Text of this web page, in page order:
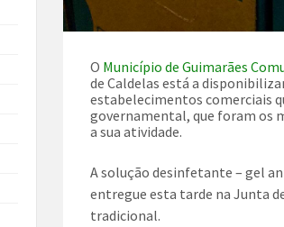
O Município de Guimarães
de Caldelas está a
estabelecimentos comerciais
governamental, que foram os
a sua atividade.
A solução desinfetante – gel
entregue esta tarde na Junta
tradicional.